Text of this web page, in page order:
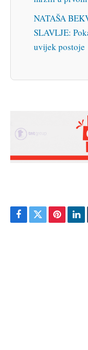
NATAŠA
SLAVLJE:
uvijek postoje
Facebook
Twitter